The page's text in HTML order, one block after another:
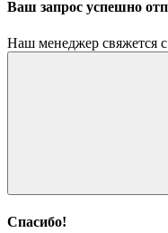
Ваш запрос успешно
Наш менеджер свяжется
Спасибо!